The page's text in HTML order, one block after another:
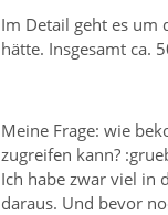
Im Detail geht es um
hätte. Insgesamt ca.
Meine Frage: wie
zugreifen kann?
Ich habe zwar viel in
daraus. Und bevor